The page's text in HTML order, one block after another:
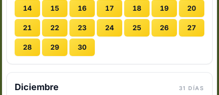
14 15 16 17 18 19 20
21 22 23 24 25 26 27
28 29 30
Diciembre 31 DÍAS